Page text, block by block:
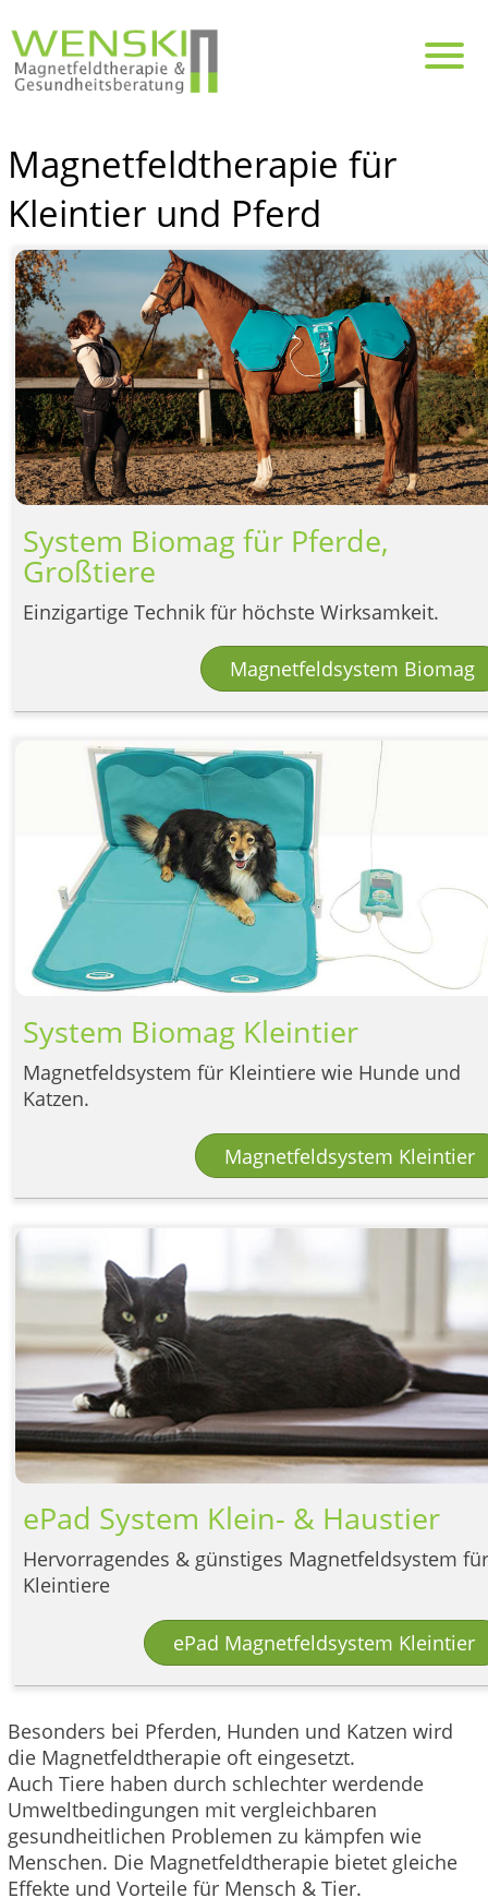
Magnetfeldtherapie für
Kleintier und Pferd
System Biomag für Pferde,
Großtiere
Einzigartige Technik für höchste Wirksamkeit.
Magnetfeldsystem Biomag
System Biomag Kleintier
Magnetfeldsystem für Kleintiere wie Hunde und
Katzen.
Magnetfeldsystem Kleintier
ePad System Klein- & Haustier
Hervorragendes & günstiges Magnetfeldsystem für
Kleintiere
ePad Magnetfeldsystem Kleintier
Besonders bei Pferden, Hunden und Katzen wird
die Magnetfeldtherapie oft eingesetzt.
Auch Tiere haben durch schlechter werdende
Umweltbedingungen mit vergleichbaren
gesundheitlichen Problemen zu kämpfen wie
Menschen. Die Magnetfeldtherapie bietet gleiche
Effekte und Vorteile für Mensch & Tier.